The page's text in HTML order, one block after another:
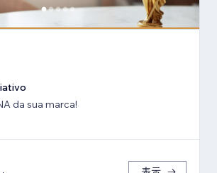
da sua marca!